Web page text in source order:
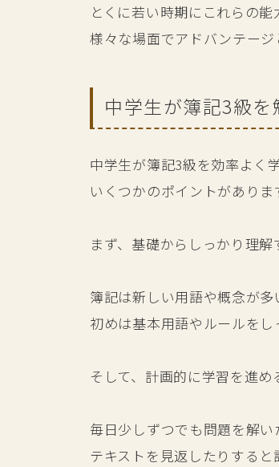
とくに若い時期にこれらの能
様々な場面でアドバンテージ
中学生が簿記3級
中学生が簿記3級を効率よく
いくつかのポイントがありま
まず、基礎からしっかり理解
簿記は新しい用語や概念が多
初めは基本用語やルールをし
そして、計画的に学習を進め
毎日少しずつでも問題を解い
テキストを見返したりすると